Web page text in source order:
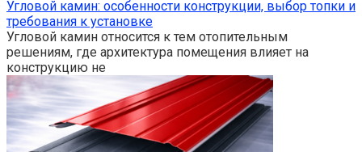
Угловой камин: особенности конструкции, выбор топки и
требования к установке
Угловой камин относится к тем отопительным
решениям, где архитектура помещения влияет на
конструкцию не